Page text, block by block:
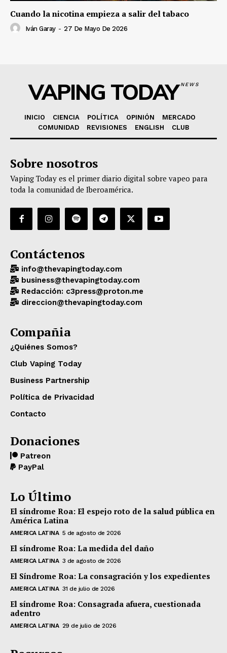
Cuando la nicotina empieza a salir del tabaco
Iván Garay - 27 De Mayo De 2026
VAPING TODAYNEWS
INICIO CIENCIA POLÍTICA OPINIÓN
MERCADO
COMUNIDAD
REVISIONES ENGLISH CLUB
Sobre nosotros
Vaping Today es el primer diario digital sobre vapeo para
toda la comunidad de Iberoamérica.
Contáctenos
info@thevapingtoday.com
business@thevapingtoday.com
Redacción: c3press@proton.me
direccion@thevapingtoday.com
Compañia
¿Quiénes Somos?
Club Vaping Today
Business Partnership
Política de Privacidad
Contacto
Donaciones
Patreon
PayPal
Lo Último
El síndrome Roa: El espejo roto de la salud pública en
América Latina
AMERICA LATINA 5 de agosto de 2026
El síndrome Roa: La medida del daño
AMERICA LATINA 3 de agosto de 2026
El Síndrome Roa: La consagración y los expedientes
AMERICA LATINA 31 de julio de 2026
El síndrome Roa: Consagrada afuera, cuestionada
adentro
AMERICA LATINA 29 de julio de 2026